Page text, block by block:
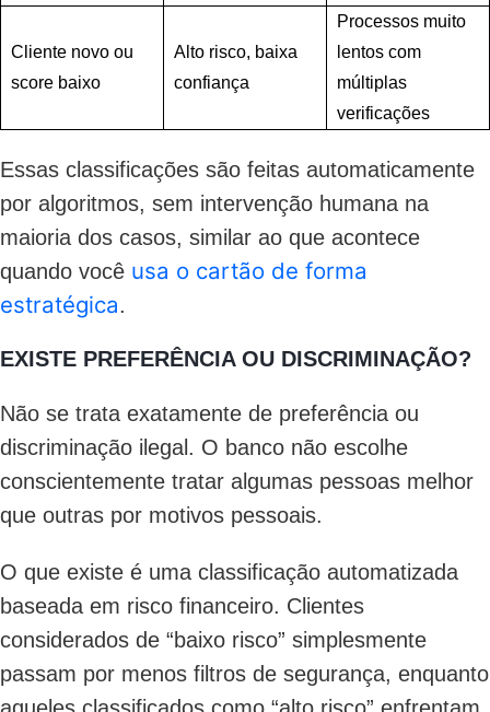
Cliente novo ou
score baixo
Alto risco, baixa
confiança
Processos muito
lentos com
múltiplas
verificações
Essas classificações são feitas automaticamente
por algoritmos, sem intervenção humana na
maioria dos casos, similar ao que acontece
quando você usa o cartão de forma
estratégica.
EXISTE PREFERÊNCIA OU DISCRIMINAÇÃO?
Não se trata exatamente de preferência ou
discriminação ilegal. O banco não escolhe
conscientemente tratar algumas pessoas melhor
que outras por motivos pessoais.
O que existe é uma classificação automatizada
baseada em risco financeiro. Clientes
considerados de “baixo risco” simplesmente
passam por menos filtros de segurança, enquanto